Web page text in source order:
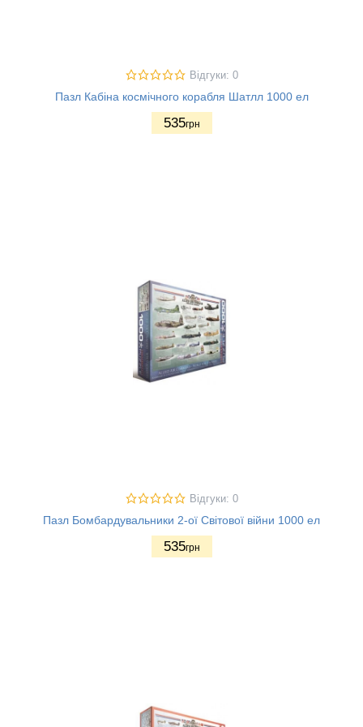
Відгуки: 0
Пазл Кабіна космічного корабля Шатлл 1000 ел
535грн
Відгуки: 0
Пазл Бомбардувальники 2-ої Світової війни 1000 ел
535грн